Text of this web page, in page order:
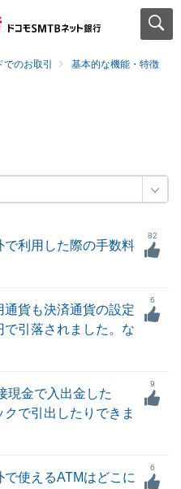
のお取引
基本的な機能・特徴
で利用した際の手数料
82
通貨も決済通貨の設定
で引落されました。な
6
現金で入出金した
で引出したりできま
9
で使えるATMはどこに
6